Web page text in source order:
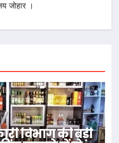
जोहार ।
विभाग की बड़ी